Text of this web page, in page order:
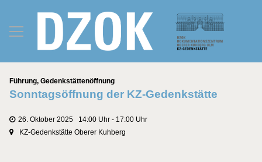
Kategorien
Führung, Gedenkstättenöffnung
Sonntagsöffnung der KZ-Gedenkstätte
26. Oktober 2025 14:00 Uhr - 17:00 Uhr
KZ-Gedenkstätte Oberer Kuhberg